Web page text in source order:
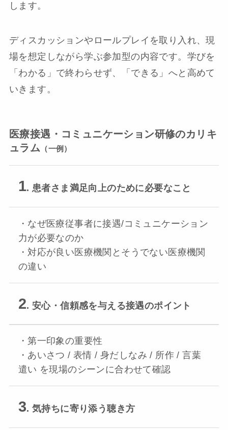
します。
ディスカッションやロールプレイを取り入れ、現
場を想定しながら学ぶ参加型の内容です。学びを
「わかる」で終わらせず、「できる」へと高めて
いきます。
医療接遇・コミュニケーション研修のカリキ
ュラム （一例）
1. 患者さま満足向上のために必要なこと
・なぜ医療従事者に接遇/コミュニケーション
力が必要なのか
・対応が良い医療機関とそうでない医療機関
の違い
2. 安心・信頼感を与える接遇のポイント
・第一印象の重要性
・あいさつ / 表情 / 身だしなみ / 所作 / 言葉
遣い を現場のシーンに合わせて確認
3. 気持ちに寄り添う聴き方